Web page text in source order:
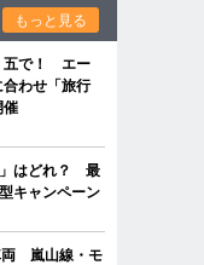
もっと見る
五で！ エー
わせ「旅行
催
」はどれ？ 最
キャンペーン
両 嵐山線・モ